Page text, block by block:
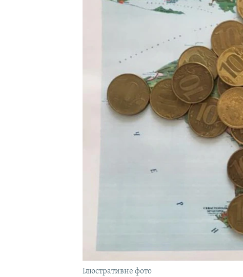
Ілюстративне фото